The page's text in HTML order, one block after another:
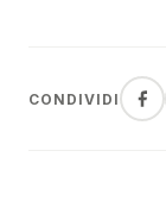
CONDIVIDI